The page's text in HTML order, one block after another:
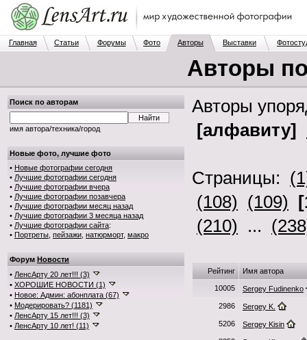
Главная Статьи Форумы Фото Авторы Выставки
Авторы
Поиск по авторам
имя автора/техника/город
Новые фото, лучшие фото
• Новые фотографии сегодня
• Лучшие фотографии сегодня
• Лучшие фотографии вчера
• Лучшие фотографии позавчера
• Лучшие фотографии месяц назад
• Лучшие фотографии 3 месяца назад
• Лучшие фотографии сайта:
• Портреты пейзажи натюрморт, макро
Форум Новости
• ЛенсАрту 20 лет!!! (3)
• ХОРОШИЕ НОВОСТИ (1)
• Новое: Админ: абонплата (67)
• Модерировать? (1181)
• ЛенсАрту 15 лет!!! (3)
• ЛенсАрту 10 лет! (11)
Авторы
[алфавиту]
Страницы:
(108) (109)
(210) ...
Рейтинг Имя автора
10005 Sergey Fudinenko
2986 Sergey K.
5206 Sergey Kisin